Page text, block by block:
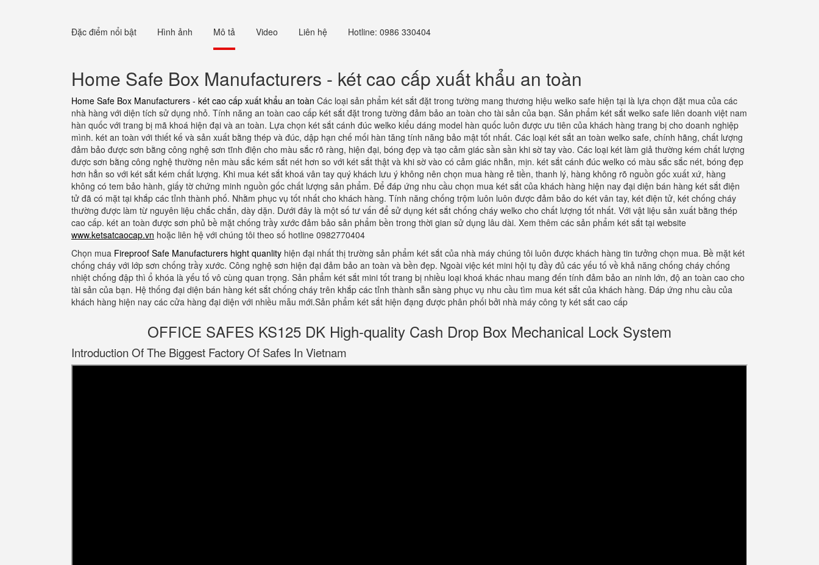
Đặc điểm nổi bật Hình ảnh Mô tả Video Liên hệ Hotline: 0986 330404
Home Safe Box Manufacturers - két cao cấp xuất khẩu an toàn
Home Safe Box Manufacturers - két cao cấp xuất khẩu an toàn Các loại sản phẩm két sắt đặt trong tường mang thương hiệu welko safe hiện tại là lựa chọn đặt mua của các
nhà hàng với diện tích sử dụng nhỏ. Tính năng an toàn cao cấp két sắt đặt trong tường đảm bảo an toàn cho tài sản của bạn. Sản phẩm két sắt welko safe liên doanh việt nam
hàn quốc với trang bị mã khoá hiện đại và an toàn. Lựa chọn két sắt cánh đúc welko kiểu dáng model hàn quốc luôn được ưu tiên của khách hàng trang bị cho doanh nghiệp
mình. két an toàn với thiết kế và sản xuất bằng thép và đúc, dập hạn chế mối hàn tăng tính năng bảo mật tốt nhất. Các loại két sắt an toàn welko safe, chính hãng, chất lượng
đảm bảo được sơn bằng công nghệ sơn tĩnh điện cho màu sắc rõ ràng, hiện đại, bóng đẹp và tạo cảm giác sần sần khi sờ tay vào. Các loại két làm giả thường kém chất lượng
được sơn bằng công nghệ thường nên màu sắc kém sắt nét hơn so với két sắt thật và khi sờ vào có cảm giác nhẵn, mịn. két sắt cánh đúc welko có màu sắc sắc nét, bóng đẹp
hơn hẳn so với két sắt kém chất lượng. Khi mua két sắt khoá vân tay quý khách lưu ý không nên chọn mua hàng rẻ tiền, thanh lý, hàng không rõ nguồn gốc xuất xứ, hàng
không có tem bảo hành, giấy tờ chứng minh nguồn gốc chất lượng sản phẩm. Để đáp ứng nhu cầu chọn mua két sắt của khách hàng hiện nay đại diện bán hàng két sắt điện
tử đã có mặt tại khắp các tỉnh thành phố. Nhằm phục vụ tốt nhất cho khách hàng. Tính năng chống trộm luôn luôn được đảm bảo do két vân tay, két điện tử, két chống cháy
thường được làm từ nguyên liệu chắc chắn, dày dặn. Dưới đây là một số tư vấn để sử dụng két sắt chống cháy welko cho chất lượng tốt nhất. Với vật liệu sản xuất bằng thép
cao cấp. két an toàn được sơn phủ bề mặt chống trầy xước đảm bảo sản phẩm bền trong thời gian sử dụng lâu dài. Xem thêm các sản phẩm két sắt tại website
www.ketsatcaocap.vn hoặc liên hệ với chúng tôi theo số hotline 0982770404
Chọn mua Fireproof Safe Manufacturers hight quanlity hiện đại nhất thị trường sản phẩm két sắt của nhà máy chúng tôi luôn được khách hàng tin tưởng chọn mua. Bề mặt két
chống cháy với lớp sơn chống trầy xước. Công nghệ sơn hiện đại đảm bảo an toàn và bền đẹp. Ngoài việc két mini hội tụ đầy đủ các yếu tố về khả năng chống cháy chống
nhiệt chống đập thì ổ khóa là yếu tố vô cùng quan trọng. Sản phẩm két sắt mini tốt trang bị nhiều loại khoá khác nhau mang đến tính đảm bảo an ninh lớn, độ an toàn cao cho
tài sản của bạn. Hệ thống đại diện bán hàng két sắt chống cháy trên khắp các tỉnh thành sẵn sàng phục vụ nhu cầu tìm mua két sắt của khách hàng. Đáp ứng nhu cầu của
khách hàng hiện nay các cửa hàng đại diện với nhiều mẫu mới.Sản phẩm két sắt hiện đạng được phân phối bởi nhà máy công ty két sắt cao cấp
OFFICE SAFES KS125 DK High-quality Cash Drop Box Mechanical Lock System
Introduction Of The Biggest Factory Of Safes In Vietnam